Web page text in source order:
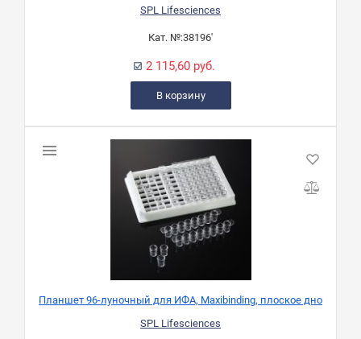
SPL Lifesciences
Кат. №:38196'
2 115,60 руб.
В корзину
Планшет 96-луночный для ИФА, Maxibinding, плоское дно
SPL Lifesciences